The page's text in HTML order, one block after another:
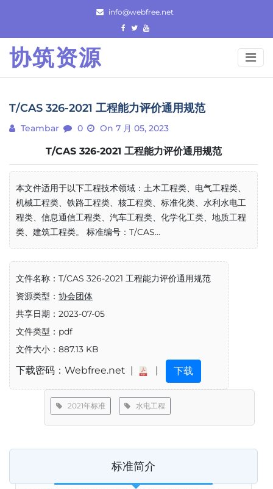
content
info@webfree.net
协筑资源
T/CAS 326-2021 工程能力评价通用规范
Teambar 0 On 7 月 05, 2023
T/CAS 326-2021 工程能力评价通用规范
本文件适用于以下工程技术领域：土木工程类、电气工程类、
机械工程类、铁路工程类、核工程类、标准化类、水利水电工
程类、信息通信工程类、汽车工程类、化学化工类、地质工程
类、建筑工程类。 标准编号：T/CAS...
文件名称：T/CAS 326-2021 工程能力评价通用规范
资源类型： 协会团体
共享日期：2023-07-05
文件类型：pdf
文件大小：887.13 KB
下载密码：Webfree.net | | 下载
2021年标准 水电工程
标准简介